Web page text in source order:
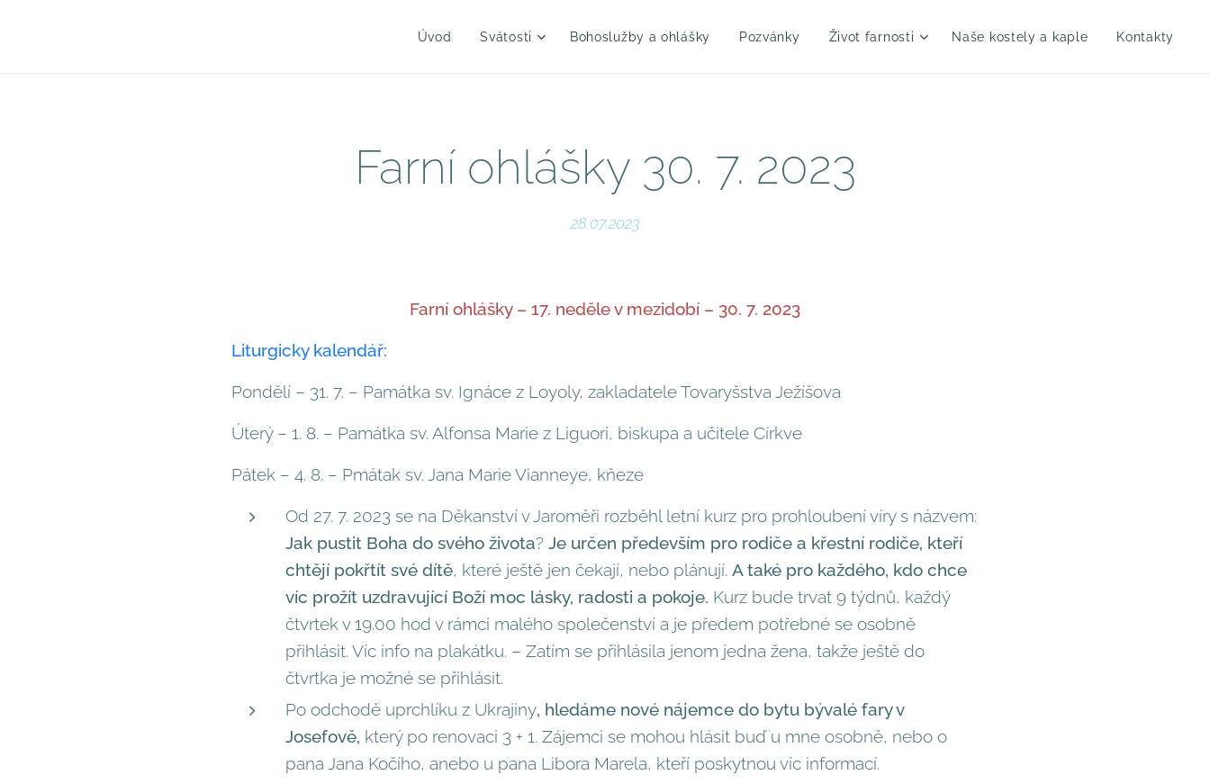
Úvod Svátosti Bohoslužby a ohlášky Pozvánky Život farnosti Naše kostely a kaple Kontakty
Farní ohlášky 30. 7. 2023
28.07.2023
Farní ohlášky – 17. neděle v mezidobí – 30. 7. 2023
Liturgicky kalendář:
Pondělí – 31. 7. – Památka sv. Ignáce z Loyoly, zakladatele Tovaryšstva Ježíšova
Úterý – 1. 8. – Památka sv. Alfonsa Marie z Liguori, biskupa a učitele Církve
Pátek – 4. 8. – Pmátak sv. Jana Marie Vianneye, kňeze
Od 27. 7. 2023 se na Děkanství v Jaroměři rozběhl letní kurz pro prohloubení víry s názvem:
Jak pustit Boha do svého života? Je určen především pro rodiče a křestní rodiče, kteří
chtějí pokřtít své dítě, které ještě jen čekají, nebo plánují. A také pro každého, kdo chce
víc prožít uzdravující Boží moc lásky, radosti a pokoje. Kurz bude trvat 9 týdnů, každý
čtvrtek v 19.00 hod v rámci malého společenství a je předem potřebné se osobně
přihlásit. Víc info na plakátku. – Zatím se přihlásila jenom jedna žena, takže ještě do
čtvrtka je možné se přihlásit.
Po odchodě uprchlíku z Ukrajiny, hledáme nové nájemce do bytu bývalé fary v
Josefově, který po renovaci 3 + 1. Zájemci se mohou hlásit buď u mne osobně, nebo o
pana Jana Kočího, anebo u pana Libora Marela, kteří poskytnou víc informací.